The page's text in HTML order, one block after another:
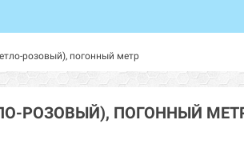
розовый), погонный метр
РОЗОВЫЙ), ПОГОННЫЙ